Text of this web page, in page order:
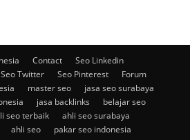
Contact
Seo Linkedin
Seo Twitter Seo Pinterest
Forum
master seo
jasa seo surabaya
jasa backlinks
belajar seo
seo terbaik
ahli seo surabaya
ahli seo
pakar seo indonesia